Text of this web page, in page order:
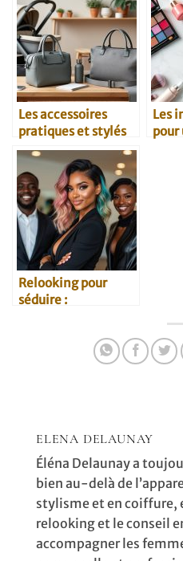
Les accessoires
pratiques et stylés
pour parents
modernes
Les
pour
Relooking pour
séduire :
ELENA DELAUNAY
Éléna Delaunay a
bien au-delà de
stylisme et en coiffure,
relooking et le conseil
accompagner les